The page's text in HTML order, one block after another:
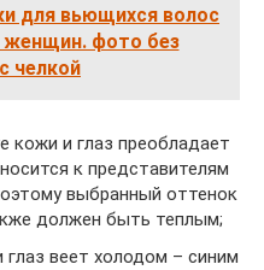
для вьющихся волос
женщин. фото без
челкой
кожи и глаз преобладает
к представителям
выбранный оттенок
должен быть теплым;
веет холодом – синим